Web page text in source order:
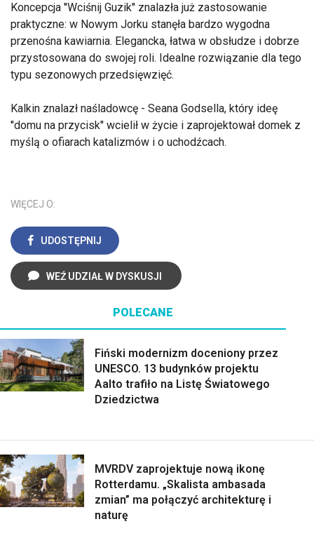
Koncepcja ''Wciśnij Guzik'' znalazła już zastosowanie
praktyczne: w Nowym Jorku stanęła bardzo wygodna
przenośna kawiarnia. Elegancka, łatwa w obsłudze i dobrze
przystosowana do swojej roli. Idealne rozwiązanie dla tego
typu sezonowych przedsięwzięć.
Kalkin znalazł naśladowcę - Seana Godsella, który ideę
''domu na przycisk'' wcielił w życie i zaprojektował domek z
myślą o ofiarach katalizmów i o uchodźcach.
WIĘCEJ O:
UDOSTĘPNIJ
WEŹ UDZIAŁ W DYSKUSJI
POLECANE
Fiński modernizm doceniony przez
UNESCO. 13 budynków projektu
Aalto trafiło na Listę Światowego
Dziedzictwa
MVRDV zaprojektuje nową ikonę
Rotterdamu. „Skalista ambasada
zmian” ma połączyć architekturę i
naturę